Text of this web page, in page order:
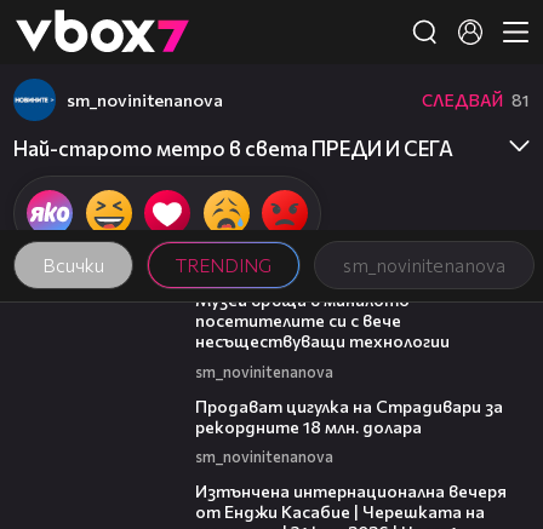
👾
Всички TRENDING sm_novinitenanova
sm_novinitenanova СЛЕДВАЙ 81
Най-старото метро в света ПРЕДИ И СЕГА
01:15
Музей връща в миналото
посетителите си с вече
несъществуващи технологии
sm_novinitenanova
Продават цигулка на Страдивари за
рекордните 18 млн. долара
sm_novinitenanova
Изтънчена интернационална вечеря
от Енджи Касабие | Черешката на